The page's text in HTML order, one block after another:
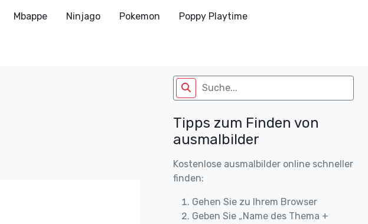
Mbappe Ninjago Pokemon Poppy Playtime
Tipps zum Finden von
ausmalbilder
Kostenlose ausmalbilder online schneller
finden:
Gehen Sie zu Ihrem Browser
Geben Sie „Name des Thema +